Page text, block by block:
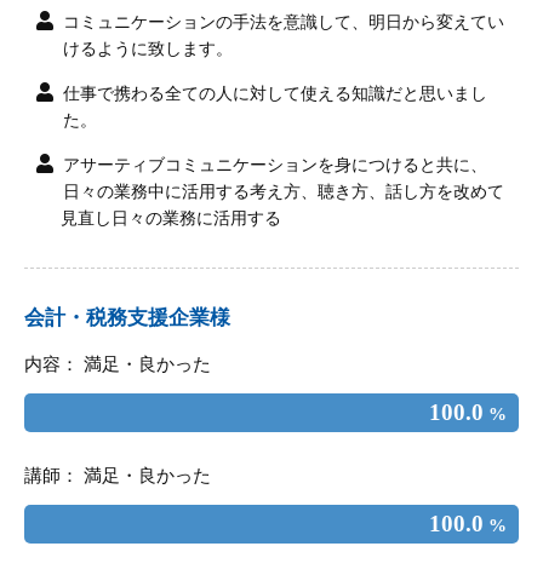
コミュニケーションの手法を意識して、明日から変えてい
けるように致します。
仕事で携わる全ての人に対して使える知識だと思いまし
た。
アサーティブコミュニケーションを身につけると共に、
日々の業務中に活用する考え方、聴き方、話し方を改めて
見直し日々の業務に活用する
会計・税務支援企業様
内容： 満足・良かった
100.0 %
講師： 満足・良かった
100.0 %